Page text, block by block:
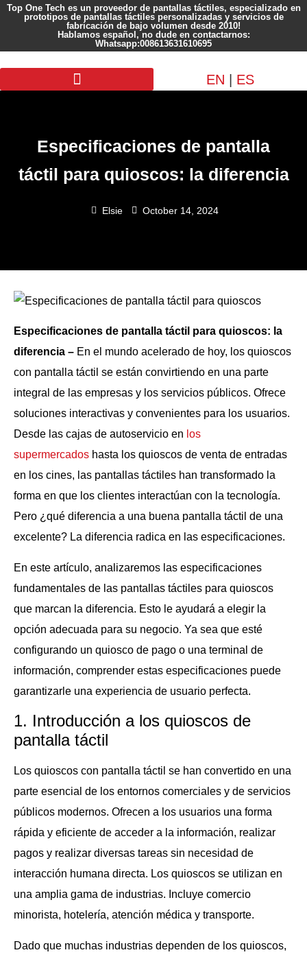
Top One Tech es un proveedor de pantallas táctiles, especializado en
prototipos de pantallas táctiles personalizadas y servicios de
fabricación de bajo volumen desde 2010!
Hablamos español, no dude en contactarnos:
Whatsapp:008613631610695
EN ES
Especificaciones de pantalla
táctil para quioscos: la diferencia
Elsie October 14, 2024
Especificaciones de pantalla táctil para quioscos: la
diferencia – En el mundo acelerado de hoy, los quioscos
con pantalla táctil se están convirtiendo en una parte
integral de las empresas y los servicios públicos. Ofrece
soluciones interactivas y convenientes para los usuarios.
Desde las cajas de autoservicio en los
supermercados hasta los quioscos de venta de entradas
en los cines, las pantallas táctiles han transformado la
forma en que los clientes interactúan con la tecnología.
Pero ¿qué diferencia a una buena pantalla táctil de una
excelente? La diferencia radica en las especificaciones.
En este artículo, analizaremos las especificaciones
fundamentales de las pantallas táctiles para quioscos
que marcan la diferencia. Esto le ayudará a elegir la
opción adecuada para su negocio. Ya sea que esté
configurando un quiosco de pago o una terminal de
información, comprender estas especificaciones puede
garantizarle una experiencia de usuario perfecta.
1. Introducción a los quioscos de
pantalla táctil
Los quioscos con pantalla táctil se han convertido en una
parte esencial de los entornos comerciales y de servicios
públicos modernos. Ofrecen a los usuarios una forma
rápida y eficiente de acceder a la información, realizar
pagos y realizar diversas tareas sin necesidad de
interacción humana directa. Los quioscos se utilizan en
una amplia gama de industrias. Incluye comercio
minorista, hotelería, atención médica y transporte.
Dado que muchas industrias dependen de los quioscos,